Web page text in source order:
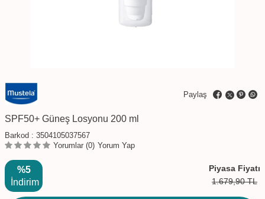
Paylaş
SPF50+ Güneş Losyonu 200 ml
Barkod : 3504105037567
Yorumlar (0) Yorum Yap
%5
İndirim
Piyasa Fiyatı
1.679,90TL